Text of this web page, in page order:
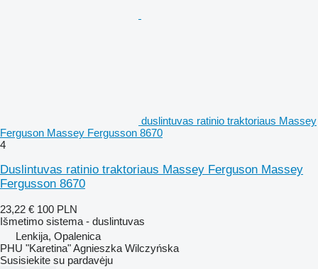
duslintuvas ratinio traktoriaus Massey
Ferguson Massey Fergusson 8670
4
Duslintuvas ratinio traktoriaus Massey Ferguson Massey
Fergusson 8670
23,22 € 100 PLN
Išmetimo sistema - duslintuvas
Lenkija, Opalenica
PHU "Karetina" Agnieszka Wilczyńska
Susisiekite su pardavėju